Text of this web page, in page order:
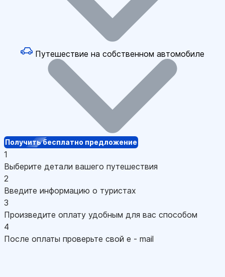
Путешествие на собственном автомобиле
Получить бесплатно предложение
1
Выберите детали вашего путешествия
2
Введите информацию о туристах
3
Произведите оплату удобным для вас способом
4
После оплаты проверьте свой e - mail